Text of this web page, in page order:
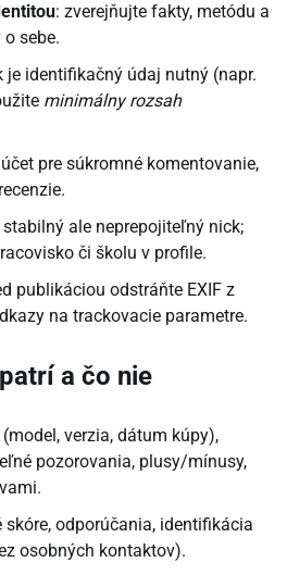
: zverejňujte fakty, metódu a
sebe.
je identifikačný údaj nutný (napr.
minimálny rozsah
pre súkromné komentovanie,
stabilný ale neprepojiteľný nick;
či školu v profile.
publikáciou odstráňte EXIF z
na trackovacie parametre.
a čo nie
verzia, dátum kúpy),
pozorovania, plusy/mínusy,
skóre, odporúčania, identifikácia
osobných kontaktov).